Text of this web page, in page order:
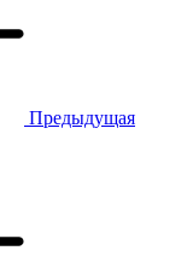
Предыдущая